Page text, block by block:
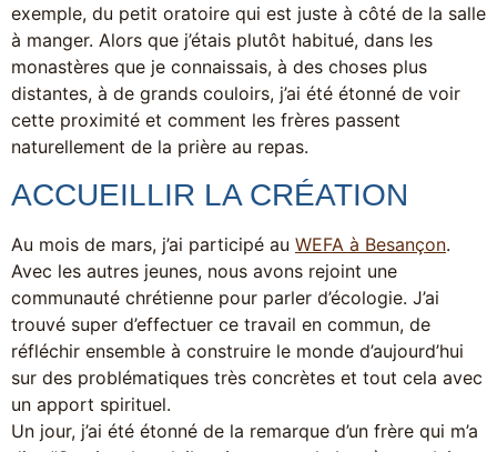
exemple, du petit oratoire qui est juste à côté de la salle
à manger. Alors que j’étais plutôt habitué, dans les
monastères que je connaissais, à des choses plus
distantes, à de grands couloirs, j’ai été étonné de voir
cette proximité et comment les frères passent
naturellement de la prière au repas.
ACCUEILLIR LA CRÉATION
Au mois de mars, j’ai participé au WEFA à Besançon.
Avec les autres jeunes, nous avons rejoint une
communauté chrétienne pour parler d’écologie. J’ai
trouvé super d’effectuer ce travail en commun, de
réfléchir ensemble à construire le monde d’aujourd’hui
sur des problématiques très concrètes et tout cela avec
un apport spirituel.
Un jour, j’ai été étonné de la remarque d’un frère qui m’a